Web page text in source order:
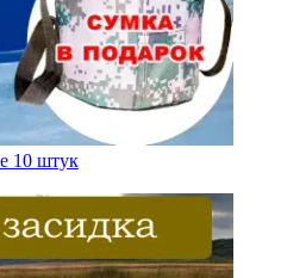
10 штук